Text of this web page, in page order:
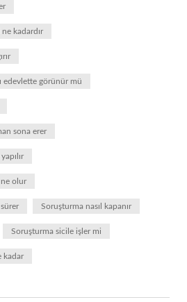
kadardır
edevlette görünür mü
sona erer
olur
Soruşturma nasıl kapanır
Soruşturma sicile işler mi
kadar